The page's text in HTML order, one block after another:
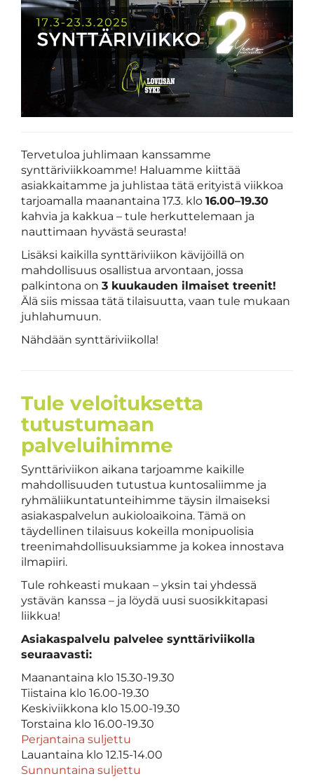
Tervetuloa juhlimaan kanssamme
synttäriviikkoamme! Haluamme kiittää
asiakkaitamme ja juhlistaa tätä erityistä viikkoa
tarjoamalla maanantaina 17.3. klo 16.00–19.30
kahvia ja kakkua – tule herkuttelemaan ja
nauttimaan hyvästä seurasta!
Lisäksi kaikilla synttäriviikon kävijöillä on
mahdollisuus osallistua arvontaan, jossa
palkintona on 3 kuukauden ilmaiset treenit!
Älä siis missaa tätä tilaisuutta, vaan tule mukaan
juhlahumuun.
Nähdään synttäriviikolla!
Tule veloituksetta
tutustumaan
palveluihimme
Synttäriviikon aikana tarjoamme kaikille
mahdollisuuden tutustua kuntosaliimme ja
ryhmäliikuntatunteihimme täysin ilmaiseksi
asiakaspalvelun aukioloaikoina. Tämä on
täydellinen tilaisuus kokeilla monipuolisia
treenimahdollisuuksiamme ja kokea innostava
ilmapiiri.
Tule rohkeasti mukaan – yksin tai yhdessä
ystävän kanssa – ja löydä uusi suosikkitapasi
liikkua!
Asiakaspalvelu palvelee synttäriviikolla
seuraavasti:
Maanantaina klo 15.30-19.30
Tiistaina klo 16.00-19.30
Keskiviikkona klo 15.00-19.30
Torstaina klo 16.00-19.30
Perjantaina suljettu
Lauantaina klo 12.15-14.00
Sunnuntaina suljettu